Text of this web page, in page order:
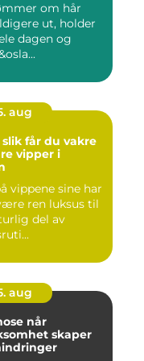
om hår
ut, holder
dagen og
aug
vipper i
vippene sine har
ren luksus til
del av
aug
når
skaper